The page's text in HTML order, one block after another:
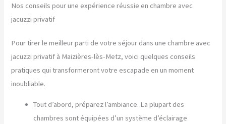
Nos conseils pour une expérience réussie en chambre avec
jacuzzi privatif
Pour tirer le meilleur parti de votre séjour dans une chambre avec
jacuzzi privatif à Maizières-lès-Metz, voici quelques conseils
pratiques qui transformeront votre escapade en un moment
inoubliable.
Tout d’abord, préparez l’ambiance. La plupart des
chambres sont équipées d’un système d’éclairage